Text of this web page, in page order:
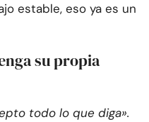
estable, eso ya es un
su propia
todo lo que diga».